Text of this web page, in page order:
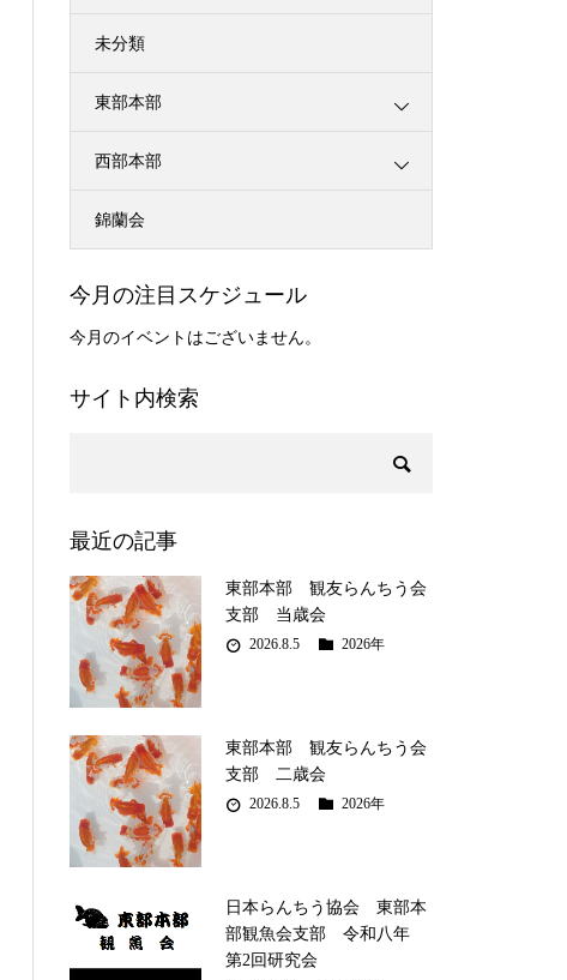
未分類
東部本部
西部本部
錦蘭会
今月の注目スケジュール
今月のイベントはございません。
サイト内検索
最近の記事
東部本部 観友らんちう会
支部 当歳会
2026.8.5 2026年
東部本部 観友らんちう会
支部 二歳会
2026.8.5 2026年
日本らんちう協会 東部本
部観魚会支部 令和八年
第2回研究会